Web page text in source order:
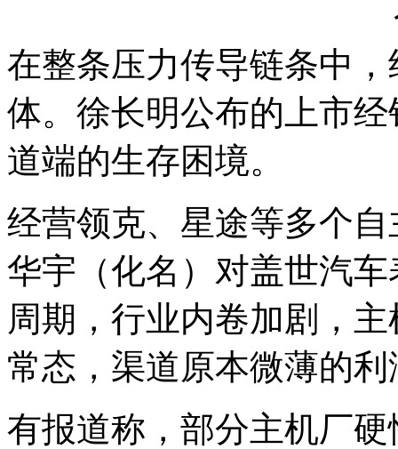
在整条压力传导链条中
体。徐长明公布的上市
道端的生存困境。
经营领克、星途等多个
华宇（化名）对盖世汽
周期，行业内卷加剧，
常态，渠道原本微薄的
有报道称，部分主机厂